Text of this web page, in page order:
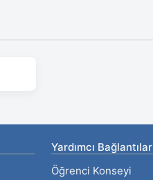
Yardımcı Bağlantılar
Öğrenci Konseyi